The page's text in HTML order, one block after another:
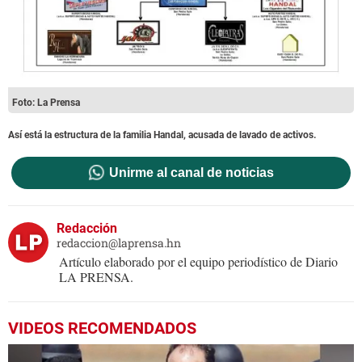
Foto: La Prensa
Así está la estructura de la familia Handal, acusada de lavado de activos.
Unirme al canal de noticias
Redacción
redaccion@laprensa.hn
Artículo elaborado por el equipo periodístico de Diario
LA PRENSA.
VIDEOS RECOMENDADOS